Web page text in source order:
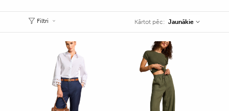
Filtri Kārtot pēc: Jaunākie